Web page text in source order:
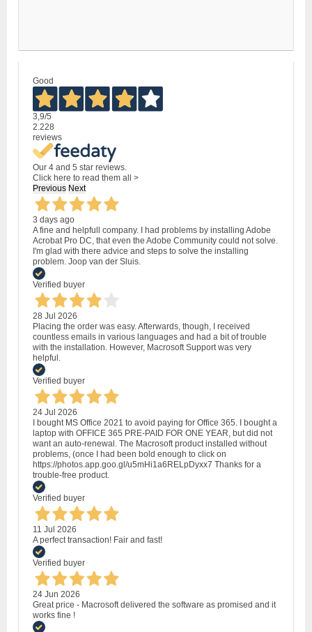
Good
3,9/5
2.228
reviews
Our 4 and 5 star reviews.
Click here to read them all >
Previous Next
3 days ago
A fine and helpfull company. I had problems by installing Adobe
Acrobat Pro DC, that even the Adobe Community could not solve.
I'm glad with there advice and steps to solve the installing
problem. Joop van der Sluis.
Verified buyer
28 Jul 2026
Placing the order was easy. Afterwards, though, I received
countless emails in various languages and had a bit of trouble
with the installation. However, Macrosoft Support was very
helpful.
Verified buyer
24 Jul 2026
I bought MS Office 2021 to avoid paying for Office 365. I bought a
laptop with OFFICE 365 PRE-PAID FOR ONE YEAR, but did not
want an auto-renewal. The Macrosoft product installed without
problems, (once I had been bold enough to click on
https://photos.app.goo.gl/u5mHi1a6RELpDyxx7 Thanks for a
trouble-free product.
Verified buyer
11 Jul 2026
A perfect transaction! Fair and fast!
Verified buyer
24 Jun 2026
Great price - Macrosoft delivered the software as promised and it
works fine !